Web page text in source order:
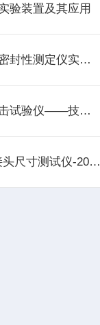
验装置及其应用
一秒读懂封盖密封性测定仪实验原理
落镖式薄膜冲击试验仪——技术特征
6%鲁尔圆锥接头尺寸测试仪-2023新参数